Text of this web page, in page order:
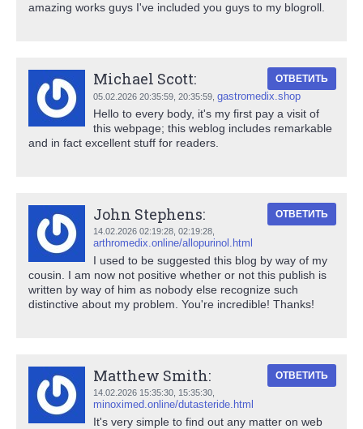
amazing works guys I've included you guys to my blogroll.
Michael Scott:
05.02.2026 20:35:59, 20:35:59 gastromedix.shop
ОТВЕТИТЬ
Hello to every body, it's my first pay a visit of
this webpage; this weblog includes remarkable
and in fact excellent stuff for readers.
John Stephens:
14.02.2026 02:19:28, 02:19:28
arthromedix.online/allopurinol.html
ОТВЕТИТЬ
I used to be suggested this blog by way of my
cousin. I am now not positive whether or not this publish is
written by way of him as nobody else recognize such
distinctive about my problem. You're incredible! Thanks!
Matthew Smith:
14.02.2026 15:35:30, 15:35:30
minoximed.online/dutasteride.html
ОТВЕТИТЬ
It's very simple to find out any matter on web